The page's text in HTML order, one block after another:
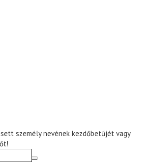
személy nevének kezdőbetűjét vagy